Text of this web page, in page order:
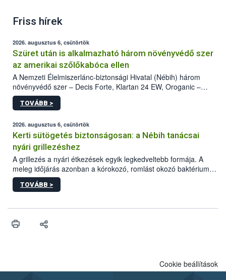
Friss hírek
2026. augusztus 6, csütörtök
Szüret után is alkalmazható három növényvédő szer
az amerikai szőlőkabóca ellen
A Nemzeti Élelmiszerlánc-biztonsági Hivatal (Nébih) három
növényvédő szer – Decis Forte, Klartan 24 EW, Oroganic –
engedélyokiratát módosította, így azok a szüretet követően,
egészen a vesszőérettség (BBCH 91) stádiumáig
érésű szőlőkben is legyen lehetőség a károsító elleni további
védekezésre. Az Oroganic készítmény kis kiszerelésben kiskerti
felhasználók számára is elérhető és ökológiai termesztésben is
engedélyezett.
TOVÁBB >
2026. augusztus 6, csütörtök
Kerti sütögetés biztonságosan: a Nébih tanácsai
nyári grillezéshez
A grillezés a nyári étkezések egyik legkedveltebb formája. A
meleg időjárás azonban a kórokozó, romlást okozó baktériumok
gyorsabb szaporodásának is kedvez. A szabadtéri sütögetés
ezért nem csupán a megfelelő sütési technikáról szól: legalább
higiéniai szabályok betartása, a megfelelő hőkezelés, valamint a
biztonsági Hivatal (Nébih) Oktatási Programja összegyűjtötte a
TOVÁBB >
Cookie beállítások